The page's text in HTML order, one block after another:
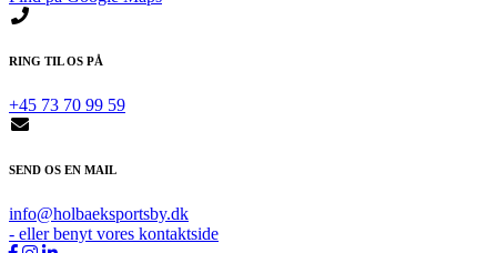
RING TIL OS PÅ
+45 73 70 99 59
SEND OS EN MAIL
info@holbaeksportsby.dk
- eller benyt vores kontaktside